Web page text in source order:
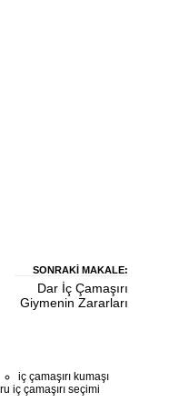
SONRAKI MAKALE:
Dar İç Çamaşırı
Giymenin Zararları
iç çamaşırı kumaşı
iç çamaşırı seçimi